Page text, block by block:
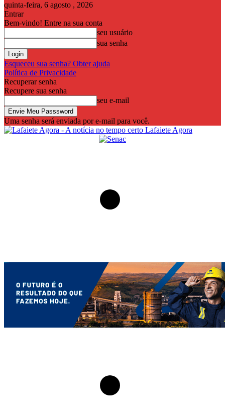
quinta-feira, 6 agosto , 2026
Entrar
Bem-vindo! Entre na sua conta
seu usuário
sua senha
Esqueceu sua senha? Obter ajuda
Política de Privacidade
Recuperar senha
Recupere sua senha
seu e-mail
Uma senha será enviada por e-mail para você.
Lafaiete Agora